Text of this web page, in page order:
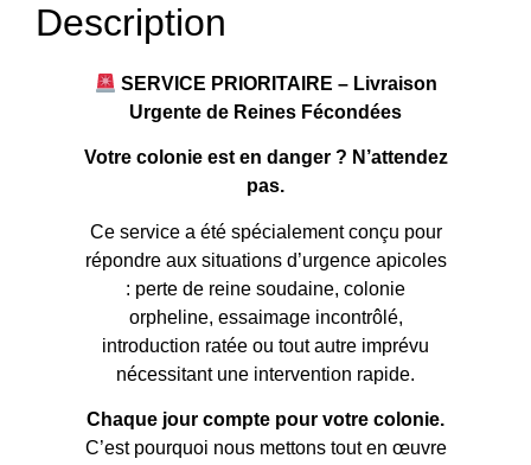
Description
SERVICE PRIORITAIRE – Livraison
Urgente de Reines Fécondées
Votre colonie est en danger ? N’attendez
pas.
Ce service a été spécialement conçu pour
répondre aux situations d’urgence apicoles
: perte de reine soudaine, colonie
orpheline, essaimage incontrôlé,
introduction ratée ou tout autre imprévu
nécessitant une intervention rapide.
Chaque jour compte pour votre colonie.
C’est pourquoi nous mettons tout en œuvre